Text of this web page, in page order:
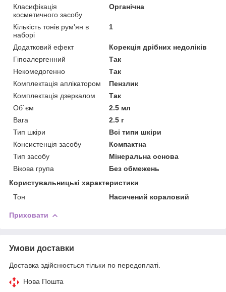
Класифікація
косметичного засобу
Органічна
Кількість тонів рум'ян в
наборі
1
Додатковий ефект
Корекція дрібних недоліків
Гіпоалергенний
Так
Некомедогенно
Так
Комплектація аплікатором
Пензлик
Комплектація дзеркалом
Так
Об`єм
2.5 мл
Вага
2.5 г
Тип шкіри
Всі типи шкіри
Консистенція засобу
Компактна
Тип засобу
Мінеральна основа
Вікова група
Без обмежень
Користувальницькі характеристики
Тон
Насичений кораловий
Приховати
Умови доставки
Доставка здійснюється тільки по передоплаті.
Нова Пошта